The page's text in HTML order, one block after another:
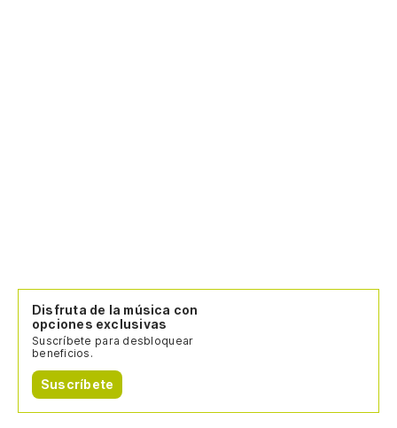
Disfruta de la música con
opciones exclusivas
Suscríbete para desbloquear
beneficios.
Suscríbete